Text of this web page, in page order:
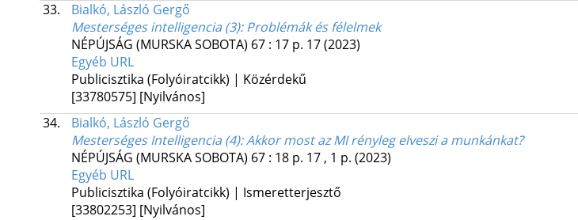
33.
Bialkó, László Gergő
Mesterséges intelligencia (3): Problémák és félelmek
NÉPÚJSÁG ( MURSKA SOBOTA ) 67: 17 p. 17(2023)
Egyéb URL
Publicisztika (Folyóiratcikk) | Közérdekű
[33780575] [Nyilvános]
34.
Bialkó, László Gergő
Mesterséges Intelligencia (4): Akkor most az MI rényleg elveszi a munkánkat?
NÉPÚJSÁG ( MURSKA SOBOTA ) 67: 18 p. 17 , 1 p. (2023)
Egyéb URL
Publicisztika (Folyóiratcikk) | Ismeretterjesztő
[33802253] [Nyilvános]